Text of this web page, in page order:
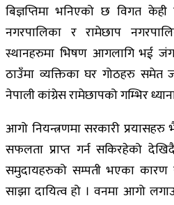
बिज्ञप्तिमा भनिएको छ विगत
नगरपालिका र रामेछाप
स्थानहरुमा भिषण आगलागि भई
ठाउँमा व्यक्तिका घर गोठहरु समेत
नेपाली कांग्रेस रामेछापको गम्भिर
आगो नियन्त्रणमा सरकारी
सफलता प्राप्त गर्न सकिरहेको
समुदायहरुको सम्पती भएका कारण
साझा दायित्व हो । वनमा आगो